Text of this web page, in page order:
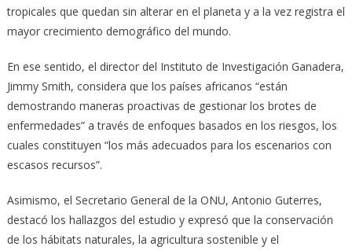
tropicales que quedan sin alterar en el planeta y a la vez registra el
mayor crecimiento demográfico del mundo.
En ese sentido, el director del Instituto de Investigación Ganadera,
Jimmy Smith, considera que los países africanos “están
demostrando maneras proactivas de gestionar los brotes de
enfermedades” a través de enfoques basados en los riesgos, los
cuales constituyen “los más adecuados para los escenarios con
escasos recursos”.
Asimismo, el Secretario General de la ONU, Antonio Guterres,
destacó los hallazgos del estudio y expresó que la conservación
de los hábitats naturales, la agricultura sostenible y el